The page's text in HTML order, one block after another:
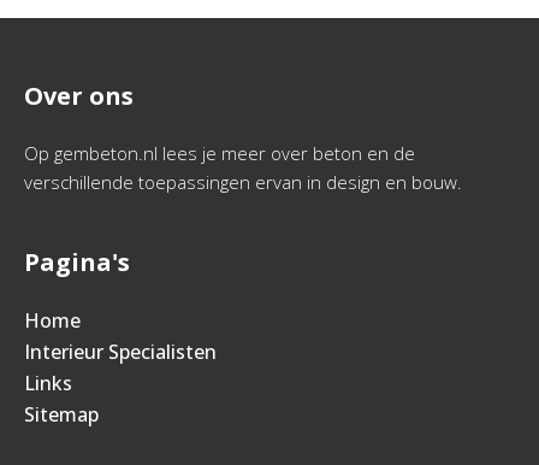
Over ons
Op gembeton.nl lees je meer over beton en de
verschillende toepassingen ervan in design en bouw.
Pagina's
Home
Interieur Specialisten
Links
Sitemap